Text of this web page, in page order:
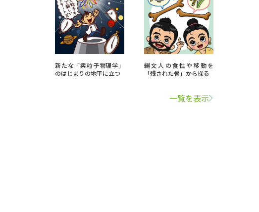
学問分野解説 学問の教科書 夢ナビライブ
このサイトについて
お支払いサイト
新たな「素粒子物理学」
のはじまりの地平に立つ
縄文人の食性や移動を
「残された骨」から探る
一覧を表示